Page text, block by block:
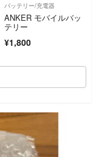
バッテリー/充電器
ANKER モバイルバッ
テリー
¥1,800